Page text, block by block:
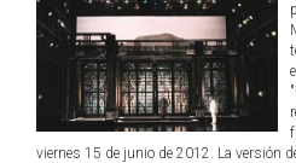
viernes 15 de junio de 2012. La versión